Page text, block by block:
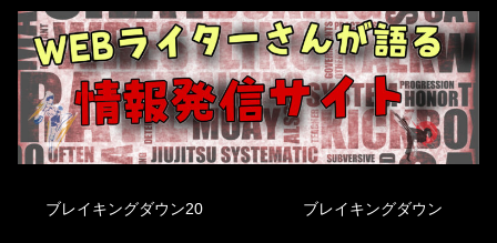
ブレイキングダウン20 ブレイキングダウン